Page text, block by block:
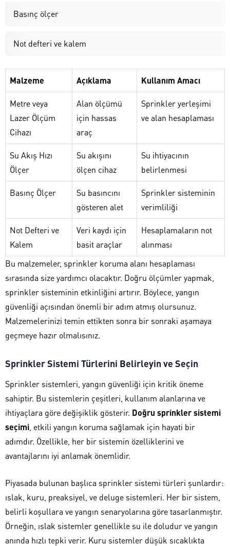
Basınç ölçer
Not defteri ve kalem
Malzeme Açıklama Kullanım Amacı
Metre veya
Lazer Ölçüm
Cihazı
Alan ölçümü
için hassas
araç
Sprinkler yerleşimi
ve alan hesaplaması
Su Akış Hızı
Ölçer
Su akışını
ölçen cihaz
Su ihtiyacının
belirlenmesi
Basınç Ölçer
Su basıncını
gösteren alet
Sprinkler sisteminin
verimliliği
Not Defteri ve
Kalem
Veri kaydı için
basit araçlar
Hesaplamaların not
alınması
Bu malzemeler, sprinkler koruma alanı hesaplaması
sırasında size yardımcı olacaktır. Doğru ölçümler yapmak,
sprinkler sisteminin etkinliğini artırır. Böylece, yangın
güvenliği açısından önemli bir adım atmış olursunuz.
Malzemelerinizi temin ettikten sonra bir sonraki aşamaya
geçmeye hazır olmalısınız.
Sprinkler Sistemi Türlerini Belirleyin ve Seçin
Sprinkler sistemleri, yangın güvenliği için kritik öneme
sahiptir. Bu sistemlerin çeşitleri, kullanım alanlarına ve
ihtiyaçlara göre değişiklik gösterir. Doğru sprinkler sistemi
seçimi , etkili yangın koruma sağlamak için hayati bir
adımdır. Özellikle, her bir sistemin özelliklerini ve
avantajlarını iyi anlamak önemlidir.
Piyasada bulunan başlıca sprinkler sistemi türleri şunlardır:
ıslak, kuru, preaksiyel, ve deluge sistemleri. Her bir sistem,
belirli koşullara ve yangın senaryolarına göre tasarlanmıştır.
Örneğin, ıslak sistemler genellikle su ile doludur ve yangın
anında hızlı tepki verir. Kuru sistemler düşük sıcaklıkta